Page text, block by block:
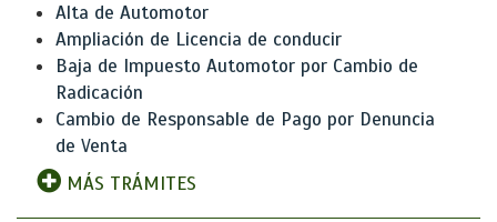
Alta de Automotor
Ampliación de Licencia de conducir
Baja de Impuesto Automotor por Cambio de
Radicación
Cambio de Responsable de Pago por Denuncia
de Venta
MÁS TRÁMITES